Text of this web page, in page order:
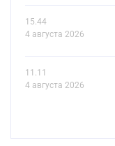
15.44
4 августа 2026
11.11
4 августа 2026